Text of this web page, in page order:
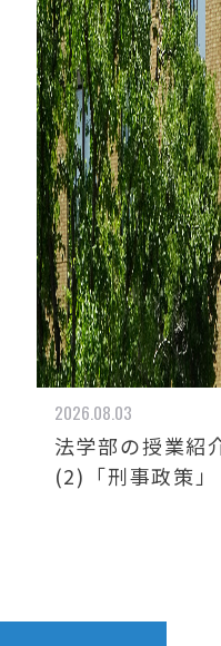
2026.08.03
法学部の授業紹
(2)「刑事政策」